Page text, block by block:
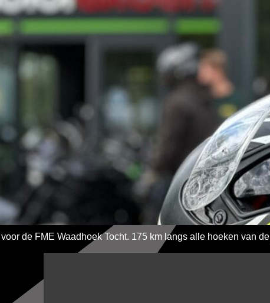
de FME Waadhoek Tocht. 175 km langs alle hoeken van